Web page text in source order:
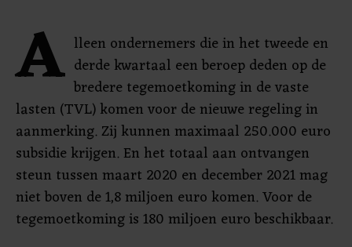
A lleen ondernemers die in het tweede en
derde kwartaal een beroep deden op de
bredere tegemoetkoming in de vaste
lasten (TVL) komen voor de nieuwe regeling in
aanmerking. Zij kunnen maximaal 250.000 euro
subsidie krijgen. En het totaal aan ontvangen
steun tussen maart 2020 en december 2021 mag
niet boven de 1,8 miljoen euro komen. Voor de
tegemoetkoming is 180 miljoen euro beschikbaar.